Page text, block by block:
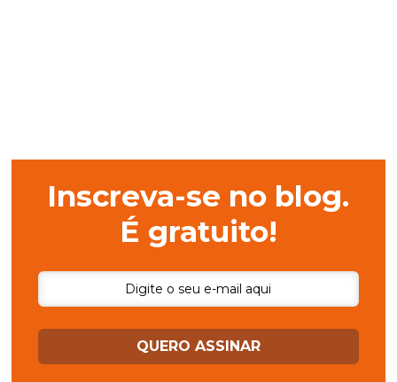
Inscreva-se no blog.
É gratuito!
QUERO ASSINAR